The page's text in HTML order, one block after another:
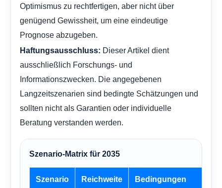
Optimismus zu rechtfertigen, aber nicht über
genügend Gewissheit, um eine eindeutige
Prognose abzugeben.
Haftungsausschluss: Dieser Artikel dient
ausschließlich Forschungs- und
Informationszwecken. Die angegebenen
Langzeitszenarien sind bedingte Schätzungen und
sollten nicht als Garantien oder individuelle
Beratung verstanden werden.
Szenario-Matrix für 2035
Szenario Reichweite Bedingungen